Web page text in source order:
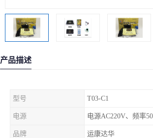
产品描述
型号 T03-C1
电源 电源AC220V、频率
品牌 运康达华